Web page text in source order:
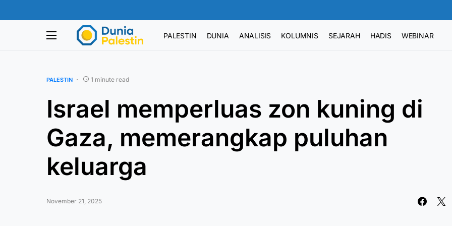
PALESTIN DUNIA ANALISIS KOLUMNIS SEJARAH HADIS WEBINAR
PALESTIN 1 minute read
Israel memperluas zon kuning di
Gaza, memerangkap puluhan
keluarga
November 21, 2025